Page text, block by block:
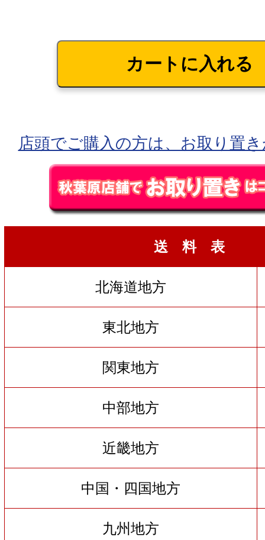
店頭でご購入の方は、お取り置
送 料 表
北海道地方
東北地方
関東地方
中部地方
近畿地方
中国・四国地方
九州地方